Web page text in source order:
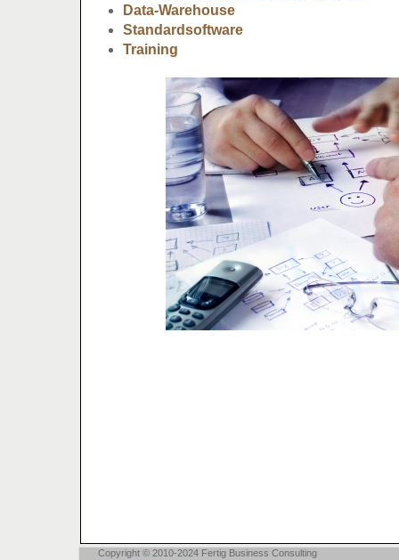
Data-Warehouse
Standardsoftware
Training
Copyright © 2010-2024 Fertig Business Consulting